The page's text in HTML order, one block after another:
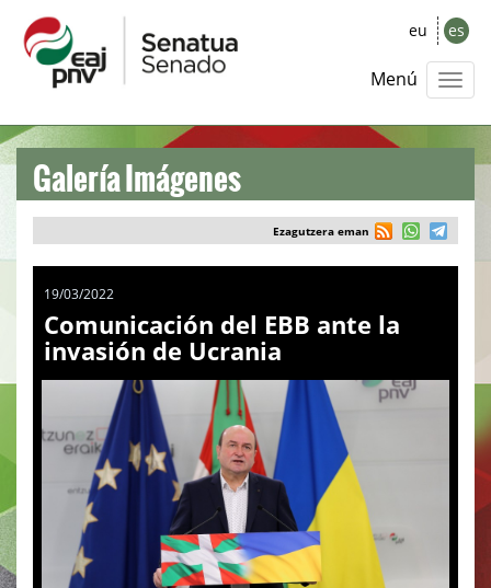
eu es
Menú
Galería Imágenes
Ezagutzera eman
19/03/2022
Comunicación del EBB ante la
invasión de Ucrania